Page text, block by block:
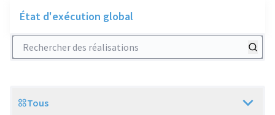
État d'exécution global
Rechercher des réalisations
Scope
Tous